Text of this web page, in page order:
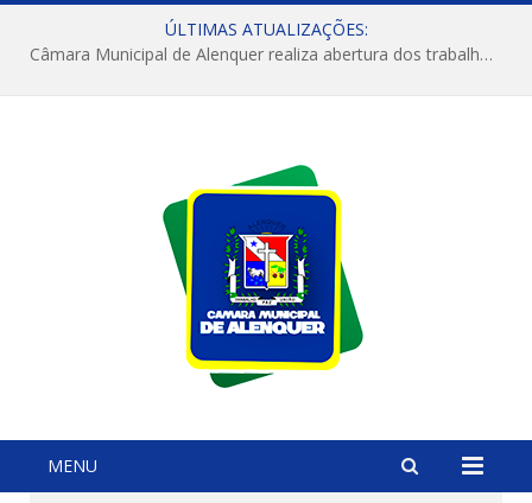
ÚLTIMAS ATUALIZAÇÕES:
Câmara Municipal de Alenquer realiza abertura dos trabalhos do 4º Período Legislativo
MENU